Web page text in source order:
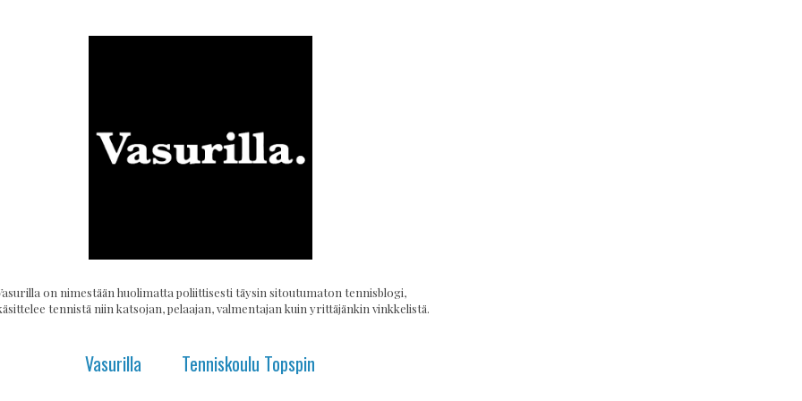
on nimestään huolimatta poliittisesti täysin sitoutumaton tennisblogi,
tennistä niin katsojan, pelaajan, valmentajan kuin yrittäjänkin vinkkelistä.
Vasurilla Tenniskoulu Topspin